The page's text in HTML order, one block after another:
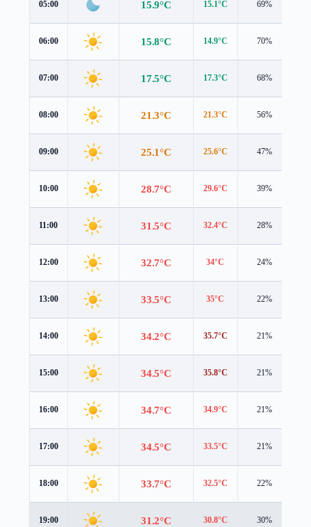
05:00 15.9°C 15.1°C 69%
06:00 15.8°C 14.9°C 70%
07:00 17.5°C 17.3°C 68%
08:00 21.3°C 21.3°C 56%
09:00 25.1°C 25.6°C 47%
10:00 28.7°C 29.6°C 39%
11:00 31.5°C 32.4°C 28%
12:00 32.7°C 34°C 24%
13:00 33.5°C 35°C 22%
14:00 34.2°C 35.7°C 21%
15:00 34.5°C 35.8°C 21%
16:00 34.7°C 34.9°C 21%
17:00 34.5°C 33.5°C 21%
18:00 33.7°C 32.5°C 22%
19:00 31.2°C 30.8°C 30%